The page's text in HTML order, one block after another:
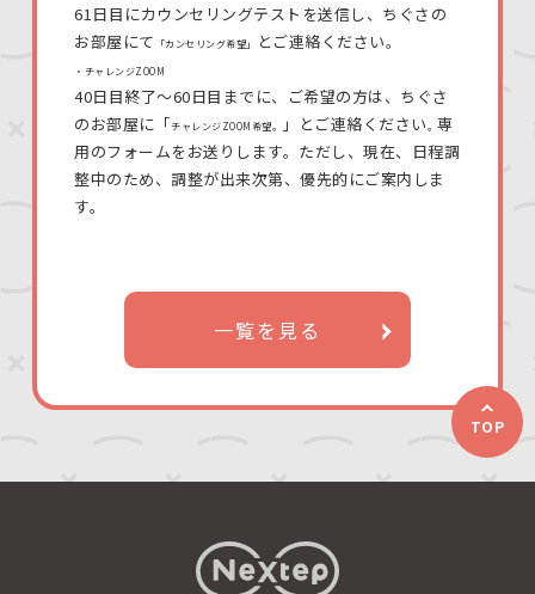
61日目にカウンセリングテストを送信し、ちぐさの
お部屋にて
「カンセリング希望」 とご連絡ください。
・チャレンジZOOM
40日目終了〜60日目までに、ご希望の方は、ちぐさ
のお部屋に「チャレンジZOOM希望。 」とご連絡ください。専
用のフォームをお送りします。ただし、現在、日程調
整中のため、調整が出来次第、優先的にご案内しま
す。
一覧を見る
TOP